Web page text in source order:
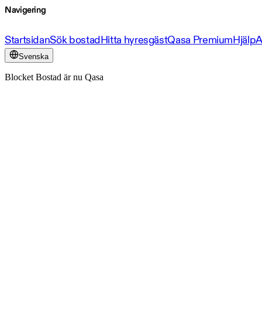
Navigering
StartsidanSök bostadHitta hyresgästQasa PremiumHjälp
Svenska
Blocket Bostad är nu Qasa